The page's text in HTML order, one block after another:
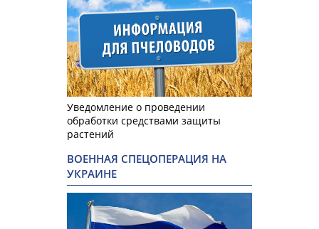
Уведомление о проведении
обработки средствами защиты
растений
ВОЕННАЯ СПЕЦОПЕРАЦИЯ НА
УКРАИНЕ